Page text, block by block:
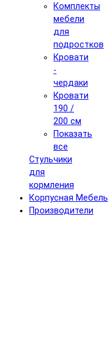
Комплекты
мебели
для
подростков
Кровати
-
чердаки
Кровати
190 /
200 см
Показать
все
Стульчики
для
кормления
Корпусная Мебель
Производители